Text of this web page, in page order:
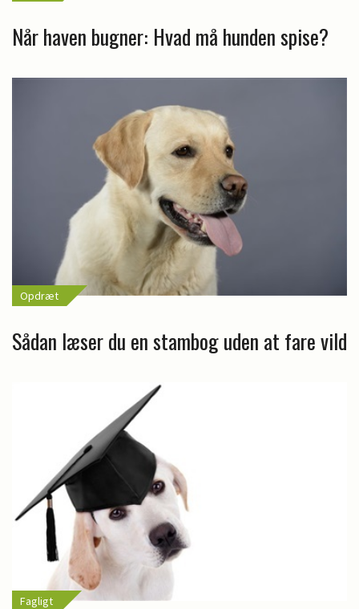
Når haven bugner: Hvad må hunden spise?
Opdræt
Sådan læser du en stambog uden at fare vild
Fagligt